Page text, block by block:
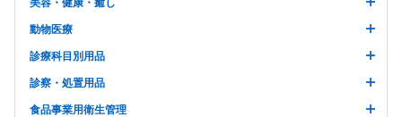
美容・健康・癒し
動物医療
診療科目別用品
診察・処置用品
食品事業用衛生管理